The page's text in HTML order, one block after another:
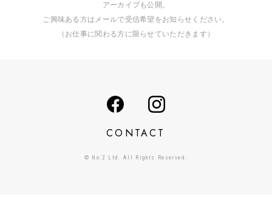
アーカイブも公開。
ご興味ある方はメールで受信希望をお知らせください。
（お仕事に関わる方に限らせていただきます）
CONTACT
© No.2 Ltd. All Rights Reserved.